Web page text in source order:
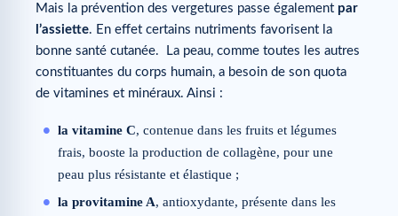
Mais la prévention des vergetures passe également par
l’assiette. En effet certains nutriments favorisent la
bonne santé cutanée. La peau, comme toutes les autres
constituantes du corps humain, a besoin de son quota
de vitamines et minéraux. Ainsi :
la vitamine C, contenue dans les fruits et légumes
frais, booste la production de collagène, pour une
peau plus résistante et élastique ;
la provitamine A, antioxydante, présente dans les